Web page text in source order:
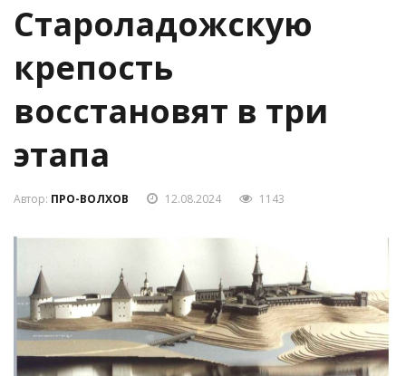
Староладожскую
крепость
восстановят в три
этапа
Автор: ПРО-ВОЛХОВ 12.08.2024 1143